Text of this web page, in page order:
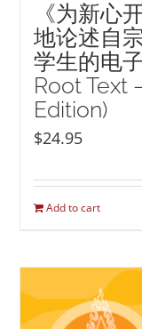
《为新心
地论述自
学生的电
Root Text
Edition)
$24.95
Add to cart